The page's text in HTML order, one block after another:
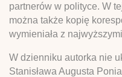
partnerów w polityce. W
można także kopię
wymieniała z
W dzienniku autorka nie
Stanisława Augusta